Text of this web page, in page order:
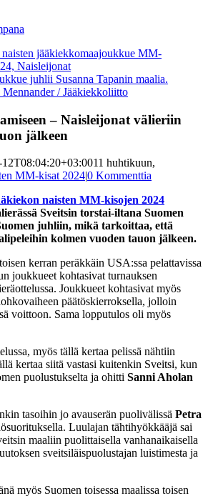
juhlii Susanna Tapanin maalia.
/ Jääkiekkoliitto
– Naisleijonat välieriin
jälkeen
11 huhtikuun,
MM-kisat 2024|0 Kommenttia
naisten MM-kisojen 2024
Sveitsin torstai-iltana Suomen
juhliin, mikä tarkoittaa, että
kolmen vuoden tauon jälkeen.
kerran peräkkäin USA:ssa pelattavissa
joukkueet kohtasivat turnauksen
Joukkueet kohtasivat myös
päätöskierroksella, jolloin
voittoon. Sama lopputulos oli myös
myös tällä kertaa pelissä nähtiin
kertaa siitä vastasi kuitenkin Sveitsi, kun
puolustukselta ja ohitti Sanni Aholan
tasoihin jo avauserän puolivälissä Petra
Luulajan tähtihyökkääjä sai
maaliin puolittaisella vanhanaikaisella
sveitsiläispuolustajan luistimesta ja
myös Suomen toisessa maalissa toisen